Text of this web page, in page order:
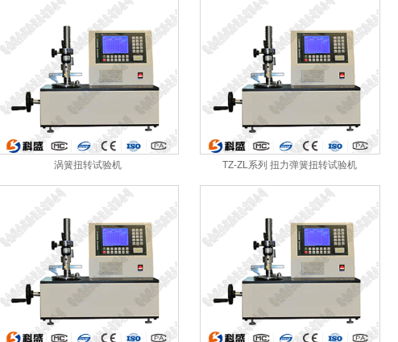
涡簧扭转试验机 TZ-ZL系列 扭力弹簧扭转试验机